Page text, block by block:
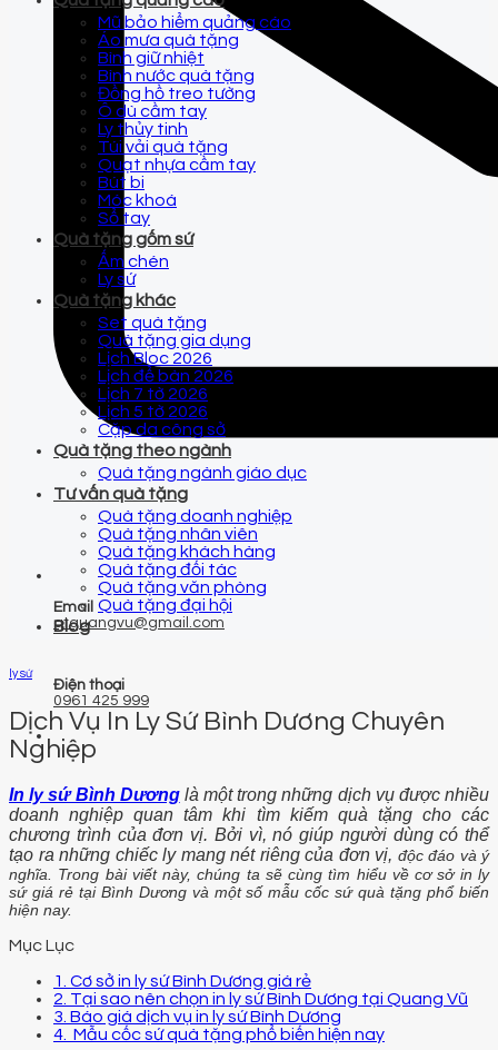
Email
qtquangvu@gmail.com
Điện thoại
0961 425 999
Mũ bảo hiểm quảng cáo
Áo mưa quà tặng
Bình giữ nhiệt
Bình nước quà tặng
Đồng hồ treo tường
Ô dù cầm tay
Ly thủy tinh
Túi vải quà tặng
Quạt nhựa cầm tay
Bút bi
Móc khoá
Sổ tay
Quà tặng gốm sứ
Ấm chén
Ly sứ
Quà tặng khác
Set quà tặng
Quà tặng gia dụng
Lịch Bloc 2026
Lịch để bàn 2026
Lịch 7 tờ 2026
Lịch 5 tờ 2026
Cặp da công sở
Quà tặng theo ngành
Quà tặng ngành giáo dục
Tư vấn quà tặng
Quà tặng doanh nghiệp
Quà tặng nhân viên
Quà tặng khách hàng
Quà tặng đối tác
Quà tặng văn phòng
Quà tặng đại hội
Blog
ly sứ
Dịch Vụ In Ly Sứ Bình Dương Chuyên
Nghiệp
In ly sứ Bình Dươnglà một trong những dịch vụ được nhiều
doanh nghiệp quan tâm khi tìm kiếm quà tặng cho các
chương trình của đơn vị. Bởi vì, nó giúp người dùng có thể
tạo ra những chiếc ly mang nét riêng của đơn vị, độc đáo và ý
nghĩa. Trong bài viết này, chúng ta sẽ cùng tìm hiểu về cơ sở in ly
sứ giá rẻ tại Bình Dương và một số mẫu cốc sứ quà tặng phổ biến
hiện nay.
Mục Lục
1. Cơ sở in ly sứ Bình Dương giá rẻ
2. Tại sao nên chọn in ly sứ Bình Dương tại Quang Vũ
3. Báo giá dịch vụ in ly sứ Bình Dương
4. Mẫu cốc sứ quà tặng phổ biến hiện nay